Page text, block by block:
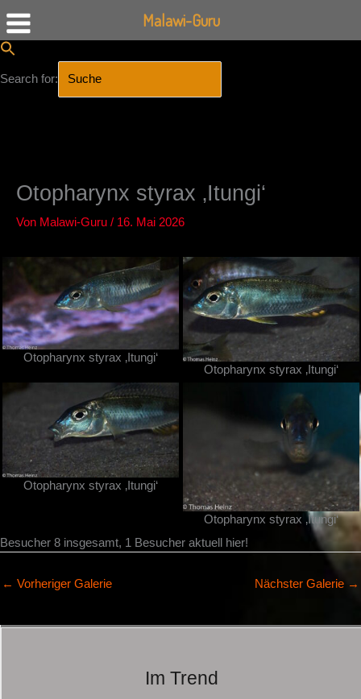
Search for:
Otopharynx styrax ‚Itungi‘
Von Malawi-Guru / 16. Mai 2026
Otopharynx styrax ‚Itungi‘
Otopharynx styrax ‚Itungi‘
Otopharynx styrax ‚Itungi‘
Otopharynx styrax ‚Itungi‘
Besucher 8 insgesamt, 1 Besucher aktuell hier!
← Vorheriger Galerie Nächster Galerie →
Im Trend
Malawi-Guru